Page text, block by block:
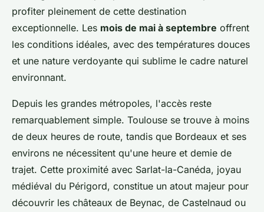
profiter pleinement de cette destination
exceptionnelle. Les mois de mai à septembre offrent
les conditions idéales, avec des températures douces
et une nature verdoyante qui sublime le cadre naturel
environnant.
Depuis les grandes métropoles, l'accès reste
remarquablement simple. Toulouse se trouve à moins
de deux heures de route, tandis que Bordeaux et ses
environs ne nécessitent qu'une heure et demie de
trajet. Cette proximité avec Sarlat-la-Canéda, joyau
médiéval du Périgord, constitue un atout majeur pour
découvrir les châteaux de Beynac, de Castelnaud ou